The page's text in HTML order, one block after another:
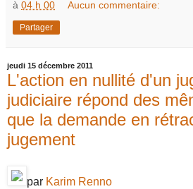
à 04 h 00 Aucun commentaire:
Partager
jeudi 15 décembre 2011
L'action en nullité d'un
judiciaire répond des
que la demande en
jugement
par Karim Renno